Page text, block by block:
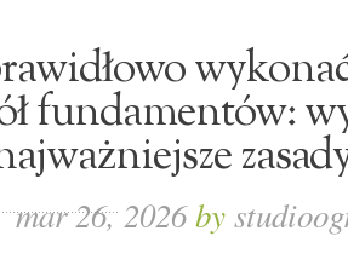
fundamentów:
mar 26, 2026by